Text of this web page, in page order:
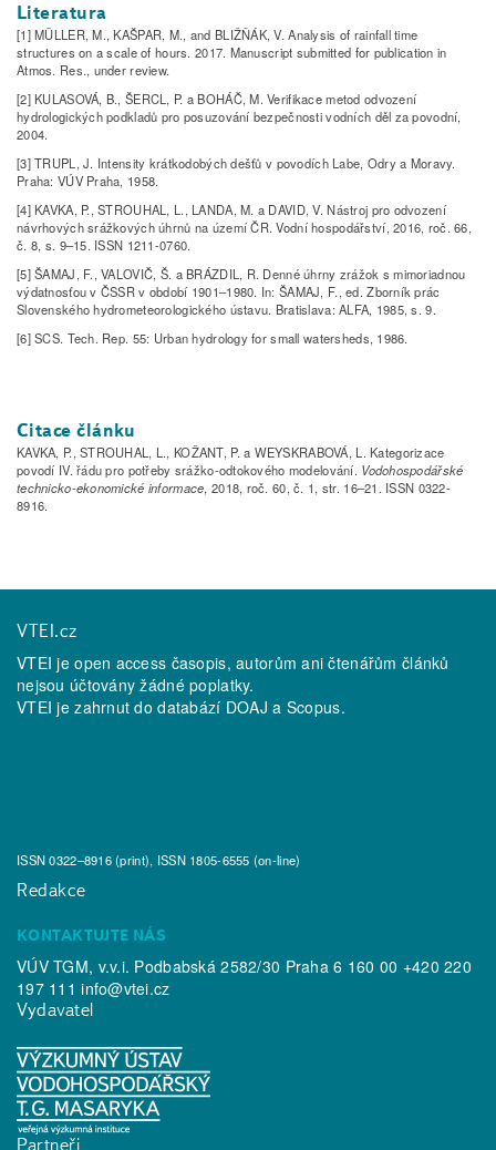
Literatura
[1] MÜLLER, M., KAŠPAR, M., and BLIŽŇÁK, V. Analysis of rainfall time
structures on a scale of hours. 2017. Manuscript submitted for publication in
Atmos. Res., under review.
[2] KULASOVÁ, B., ŠERCL, P. a BOHÁČ, M. Verifikace metod odvození
hydrologických podkladů pro posuzování­ bezpečnosti vodní­ch děl za povodní,
2004.
[3] TRUPL, J. Intensity krátkodobých dešťů v povodí­ch Labe, Odry a Moravy.
Praha: VÚV Praha, 1958.
[4] KAVKA, P., STROUHAL, L., LANDA, M. a DAVID, V. Nástroj pro odvození
návrhových srážkových úhrnů na území ČR. Vodní hospodářství, 2016, roč. 66,
č. 8, s. 9–15. ISSN 1211-0760.
[5] ŠAMAJ, F., VALOVIČ, Š. a BRÁZDIL, R. Denné úhrny zrážok s mimoriadnou
výdatnosťou v ČSSR v období­ 1901–1980. In: ŠAMAJ, F., ed. Zborní­k prác
Slovenského hydrometeorologického ústavu. Bratislava: ALFA, 1985, s. 9.
[6] SCS. Tech. Rep. 55: Urban hydrology for small watersheds, 1986.
Citace článku
KAVKA, P., STROUHAL, L., KOŽANT, P. a WEYSKRABOVÁ, L. Kategorizace
povodí IV. řádu pro potřeby srážko-odtokového modelování. Vodohospodářské
technicko-ekonomické informace, 2018, roč. 60, č. 1, str. 16–21. ISSN 0322-
8916.
VTEI.cz
VTEI je open access časopis, autorům ani čtenářům článků
nejsou účtovány žádné poplatky.
VTEI je zahrnut do databází DOAJ a Scopus.
197 111info@vtei.cz
Partneři
www.mzp.cz